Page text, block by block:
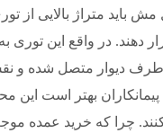
باید متراژ بالایی از
دهند. در واقع این توری
دیوار متصل شده و نقش
پیمانکاران بهتر است
چرا که خرید عمده